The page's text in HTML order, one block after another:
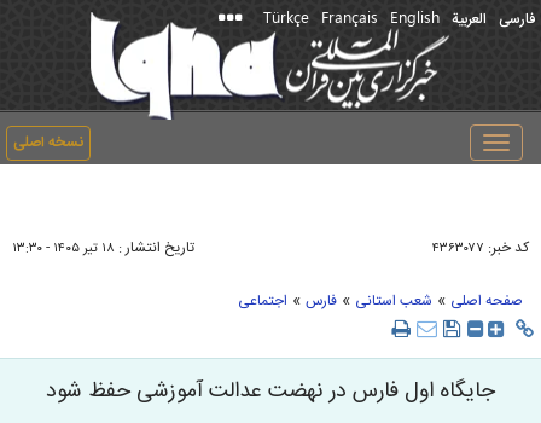
فارسی العربیة English
Français
Türkçe
نسخه اصلی
Toggle
navigation
کد خبر: ۴۳۶۳۰۷۷ تاریخ انتشار : ۱۸ تير ۱۴۰۵ - ۱۳:۳۰
صفحه اصلی » شعب استانی » فارس » اجتماعی
جایگاه اول فارس در نهضت عدالت آموزشی حفظ شود